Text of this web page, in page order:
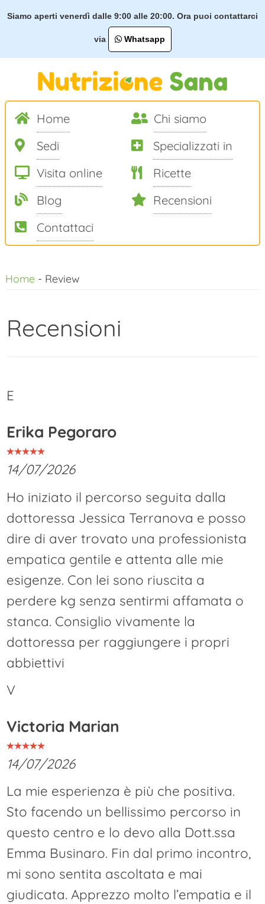
Siamo aperti venerdì dalle 9:00 alle 20:00. Ora puoi contattarci
via Whatsapp
Home
Chi siamo
Sedi
Specializzati in
Visita online
Ricette
Blog
Recensioni
Contattaci
alHome- Review
Recensioni
E
Erika Pegoraro
14/07/2026
Ho iniziato il percorso seguita dalla
dottoressa Jessica Terranova e posso
dire di aver trovato una professionista
empatica gentile e attenta alle mie
esigenze. Con lei sono riuscita a
perdere kg senza sentirmi affamata o
stanca. Consiglio vivamente la
dottoressa per raggiungere i propri
abbiettivi
V
Victoria Marian
14/07/2026
La mie esperienza è più che positiva.
Sto facendo un bellissimo percorso in
questo centro e lo devo alla Dott.ssa
Emma Businaro. Fin dal primo incontro,
mi sono sentita ascoltata e mai
giudicata. Apprezzo molto l’empatia e il